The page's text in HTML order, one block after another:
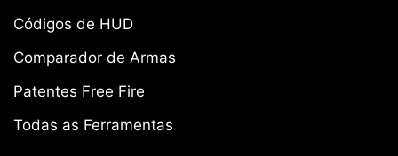
Códigos de HUD
Comparador de Armas
Patentes Free Fire
Todas as Ferramentas